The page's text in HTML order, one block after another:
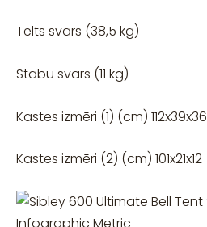
Telts svars (38,5 kg)
Stabu svars (11 kg)
Kastes izmēri (1) (cm) 112x39x36
Kastes izmēri (2) (cm) 101x21x12